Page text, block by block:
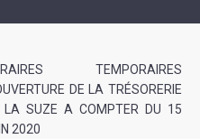
TEMPORAIRES
DE LA TRÉSORERIE
LA SUZE A COMPTER DU 15
2020